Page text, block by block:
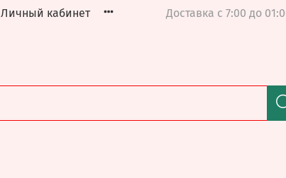
Личный кабинет Доставка с 7:00 до